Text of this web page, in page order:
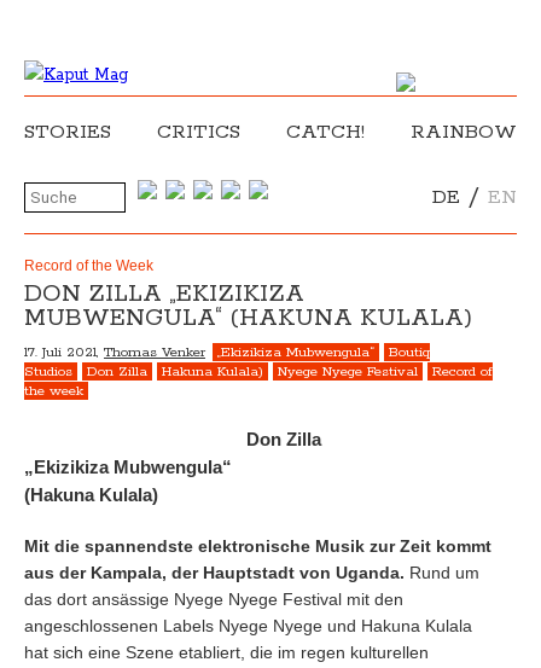
STORIES CRITICS CATCH! RAINBOW
DE / EN
Record of the Week
DON ZILLA „EKIZIKIZA
MUBWENGULA“ (HAKUNA KULALA)
17. Juli 2021, Thomas Venker „Ekizikiza Mubwengula“
Boutiq
Studios
Don Zilla Hakuna Kulala) Nyege Nyege Festival
Record of
the week
Don Zilla
„Ekizikiza Mubwengula“
(Hakuna Kulala)
Mit die spannendste elektronische Musik zur Zeit kommt
aus der Kampala, der Hauptstadt von Uganda. Rund um
das dort ansässige Nyege Nyege Festival mit den
angeschlossenen Labels Nyege Nyege und Hakuna Kulala
hat sich eine Szene etabliert, die im regen kulturellen